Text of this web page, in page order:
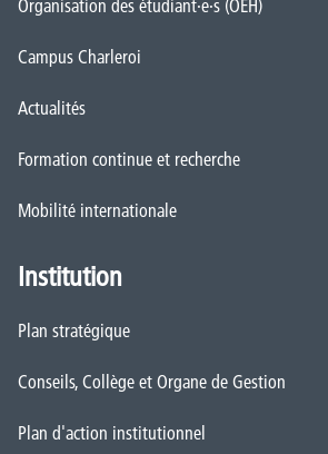
Organisation des étudiant·e·s (OEH)
Campus Charleroi
Actualités
Formation continue et recherche
Mobilité internationale
Institution
Plan stratégique
Conseils, Collège et Organe de Gestion
Plan d'action institutionnel